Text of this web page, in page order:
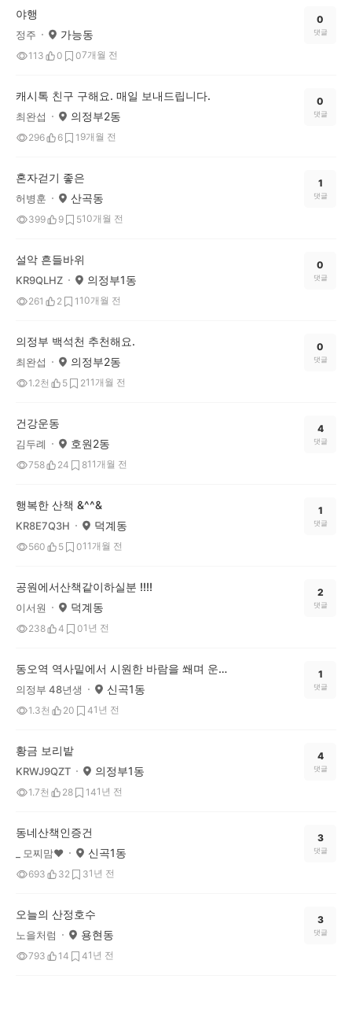
야행
정주 가능동
113 0 07개월 전
0
댓글
캐시톡 친구 구해요. 매일 보내드립니다.
최완섭 의정부2동
296 6 1 9개월 전
0
댓글
혼자걷기 좋은
허병훈 산곡동
399 9 510개월 전
1
댓글
설악 흔들바위
KR9QLHZ 의정부1동
261 2 1 10개월 전
0
댓글
의정부 백석천 추천해요.
최완섭 의정부2동
1.2천 5 211개월 전
0
댓글
건강운동
김두례 호원2동
758 24 811개월 전
4
댓글
행복한 산책 &^^&
KR8E7Q3H 덕계동
560 5 011개월 전
1
댓글
공원에서산책같이하실분 !!!!
이서원 덕계동
238 4 01년 전
2
댓글
동오역 역사밑에서 시원한 바람을 쐐며 운동을 했어요
의정부 48년생 신곡1동
1.3천 20 41년 전
1
댓글
황금 보리밭
KRWJ9QZT 의정부1동
1.7천 28 141년 전
4
댓글
동네산책인증건
_ 모찌맘♥ 신곡1동
693 32 31년 전
3
댓글
오늘의 산정호수
노을처럼 용현동
793 14 41년 전
3
댓글